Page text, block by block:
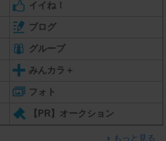
イイね！
ブログ
グループ
みんカラ＋
フォト
【PR】オークション
もっと見る